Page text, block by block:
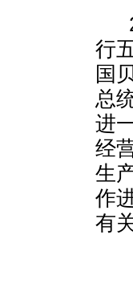
行
国
总
进
经
生
作
有